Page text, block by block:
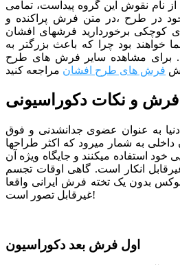
نام نقوش اين گروه پيداست، تمامی
در طرح ،در متن فرش پراكنده و
کوچکی برخوردارید فرش­های افشان
خواهند بود چرا که باعث بزرگ­تر به
برای مشاهده سایر فرش های طرح
فرش های طرح افشان
فرش و نکات دکوراسیونی
به عنوان عضوی جدانشدنی و فوق
داخلی به شمار میرود که اکثر طراح­ها
خود استفاده می­کنند و جایگاه ویژه آن
انکار است. گاهی اوقات تجسم
بدون یک تخته فرش ایرانی واقعا
غیرقابل تصور است!
اول فرش بعد دکوراسیون